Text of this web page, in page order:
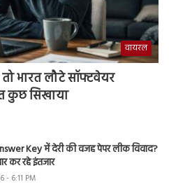
वायरल
भारत लौटे सॉफ्टवेयर
कुछ सिखाया
Key में देरी की वजह पेपर लीक विवाद?
कर रहे इंतजार
- 6:11 PM